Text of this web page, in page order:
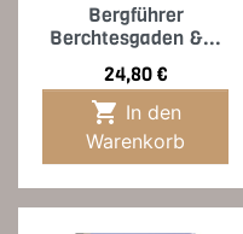
Bergführer
Berchtesgaden &...
Preis
24,80 €

Warenkorb